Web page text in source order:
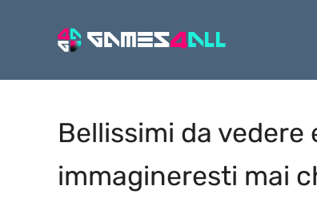
Bellissimi da vedere
immagineresti mai